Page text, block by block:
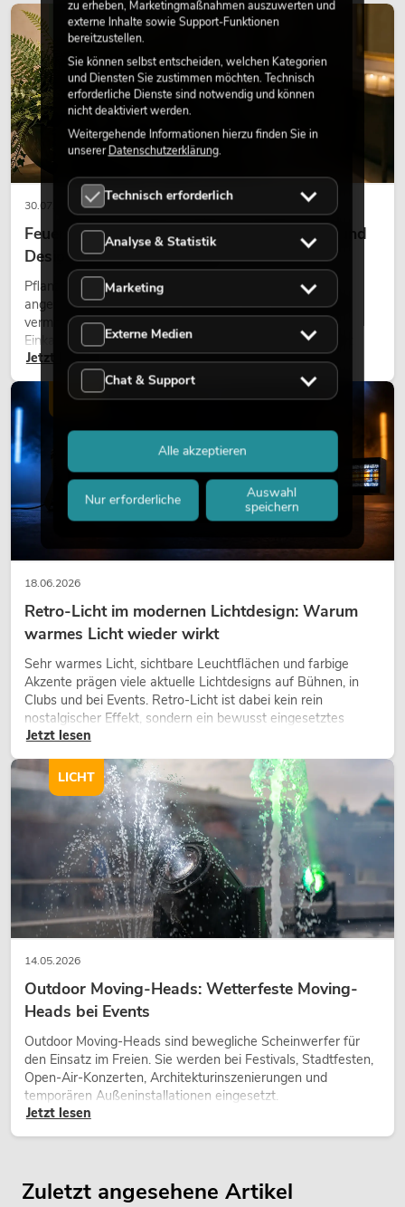
30.07.2026
Feuerhemmende Kunstpflanzen: Sicherheit und
Design perfekt kombiniert
Pflanzen machen Räume lebendig. Sie schaffen eine
angenehme Atmosphäre, verbessern das Ambiente und
vermitteln Natürlichkeit. Ob in Hotels, Restaurants,
Einkaufszentren, Bürogebäuden oder auf Messeständen:
eine hochwertige Begrünung gehört heute längst zum
modernen Raumkonzept.
Jetzt lesen
DEKORATION
18.06.2026
Retro-Licht im modernen Lichtdesign: Warum
warmes Licht wieder wirkt
Sehr warmes Licht, sichtbare Leuchtflächen und farbige
Akzente prägen viele aktuelle Lichtdesigns auf Bühnen, in
Clubs und bei Events. Retro-Licht ist dabei kein rein
nostalgischer Effekt, sondern ein bewusst eingesetztes
Gestaltungsmittel: Es schafft Atmosphäre, gibt Szenen
Charakter und kann technische LED-Setups emotionaler
wirken lassen.
Jetzt lesen
LICHT
14.05.2026
Outdoor Moving-Heads: Wetterfeste Moving-
Heads bei Events
Outdoor Moving-Heads sind bewegliche Scheinwerfer für
den Einsatz im Freien. Sie werden bei Festivals, Stadtfesten,
Open-Air-Konzerten, Architekturinszenierungen und
temporären Außeninstallationen eingesetzt.
Jetzt lesen
LICHT
Zuletzt angesehene Artikel
zu erheben, Marketingmaßnahmen auszuwerten und
externe Inhalte sowie Support-Funktionen
bereitzustellen.
Sie können selbst entscheiden, welchen Kategorien
und Diensten Sie zustimmen möchten. Technisch
erforderliche Dienste sind notwendig und können
nicht deaktiviert werden.
Weitergehende Informationen hierzu finden Sie in
unsererDatenschutzerklärung.
Technisch erforderlich
Analyse & Statistik
Marketing
Externe Medien
Chat & Support
Nur erforderliche
Auswahl
speichern
Alle akzeptieren